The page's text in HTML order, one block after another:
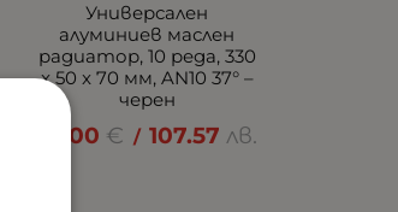
Универсален
алуминиев маслен
радиатор, 10 реда, 330
x 50 x 70 мм, AN10 37° –
черен
55.00 € / 107.57 лв.